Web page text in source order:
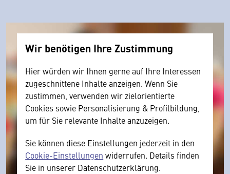
Wir benötigen Ihre Zustimmung
Hier würden wir Ihnen gerne auf Ihre Interessen
zugeschnittene Inhalte anzeigen. Wenn Sie
zustimmen, verwenden wir zielorientierte
Cookies sowie Personalisierung & Profilbildung,
um für Sie relevante Inhalte anzuzeigen.
Sie können diese Einstellungen jederzeit in den
Cookie-Einstellungen widerrufen. Details finden
Sie in unserer Datenschutzerklärung.